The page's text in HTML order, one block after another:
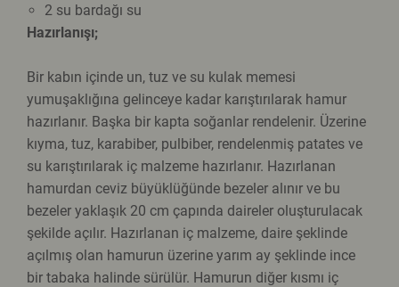
2 su bardağı su
Hazırlanışı;
Bir kabın içinde un, tuz ve su kulak memesi
yumuşaklığına gelinceye kadar karıştırılarak hamur
hazırlanır. Başka bir kapta soğanlar rendelenir. Üzerine
kıyma, tuz, karabiber, pulbiber, rendelenmiş patates ve
su karıştırılarak iç malzeme hazırlanır. Hazırlanan
hamurdan ceviz büyüklüğünde bezeler alınır ve bu
bezeler yaklaşık 20 cm çapında daireler oluşturulacak
şekilde açılır. Hazırlanan iç malzeme, daire şeklinde
açılmış olan hamurun üzerine yarım ay şeklinde ince
bir tabaka halinde sürülür. Hamurun diğer kısmı iç